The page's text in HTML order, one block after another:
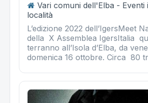
Vari comuni dell'Elba - Eventi
località
L’edizione 2022 dell’IgersMeet
della X Assemblea IgersItalia
terranno all’Isola d’Elba, da
domenica 16 ottobre. Circa 80